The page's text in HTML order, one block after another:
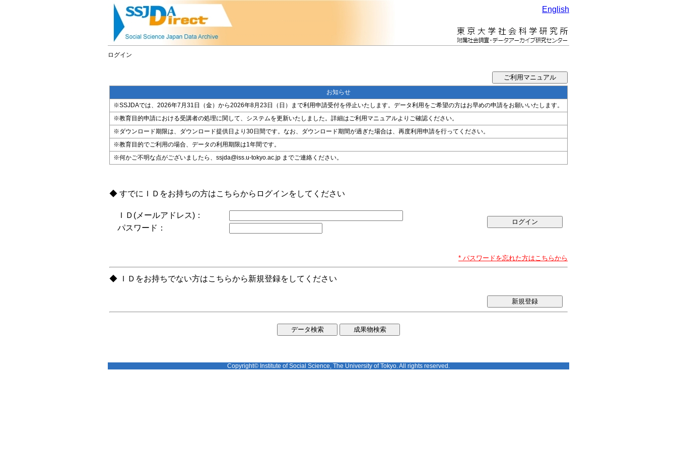
English
ログイン
お知らせ
※SSJDAでは、2026年7月31日（金）から2026年8月23日（日）まで利用申請受付を停止いたします。データ利用をご希望の方はお早めの申請をお願いいたします。
※教育目的申請における受講者の処理に関して、システムを更新いたしました。詳細はご利用マニュアルよりご確認ください。
※ダウンロード期限は、ダウンロード提供日より30日間です。なお、ダウンロード期間が過ぎた場合は、再度利用申請を行ってください。
※教育目的でご利用の場合、データの利用期限は1年間です。
※何かご不明な点がございましたら、ssjda@iss.u-tokyo.ac.jp までご連絡ください。
◆ すでにＩＤをお持ちの方はこちらからログインをしてください
ＩＤ(メールアドレス)：
パスワード：
* パスワードを忘れた方はこちらから
◆ ＩＤをお持ちでない方はこちらから新規登録をしてください
新規登録
Copyright© Institute of Social Science, The University of Tokyo. All rights reserved.